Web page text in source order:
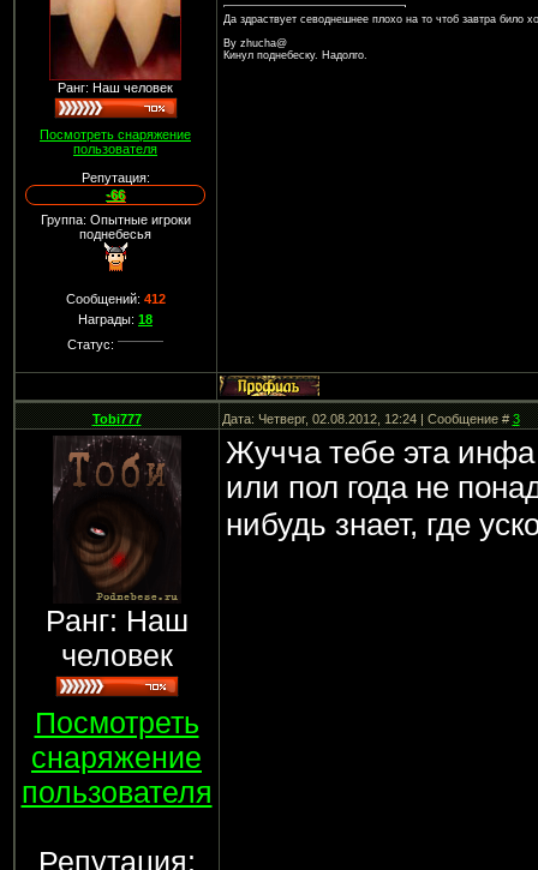
Ранг: Наш человек
Посмотреть снаряжение
пользователя
Репутация:
-66
Группа: Опытные игроки
поднебесья
Сообщений: 412
Награды: 18
Статус:
Да здраствует севоднешнее плохо на то чтоб завтра било
By zhucha@
Кинул поднебеску. Надолго.
Tobi777 Дата: Четверг, 02.08.2012, 12:24 | Сообщение #3
Ранг: Наш
человек
Посмотреть
снаряжение
пользователя
Репутация:
Жучча тебе эта
или пол года не
нибудь знает, где